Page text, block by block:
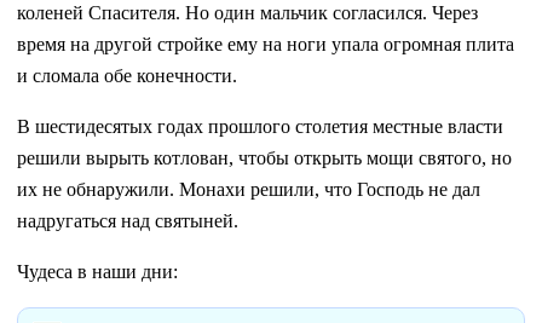
коленей Спасителя. Но один мальчик согласился. Через
время на другой стройке ему на ноги упала огромная плита
и сломала обе конечности.
В шестидесятых годах прошлого столетия местные власти
решили вырыть котлован, чтобы открыть мощи святого, но
их не обнаружили. Монахи решили, что Господь не дал
надругаться над святыней.
Чудеса в наши дни: